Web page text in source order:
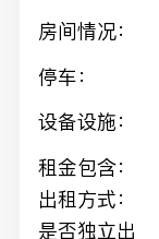
房间情况：
停车：
设备设施：
租金包含：
出租方式：
是否独立出